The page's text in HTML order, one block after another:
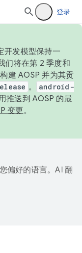
登录
开发模型保持一
们将在第 2 季度和
建 AOSP 并为其贡
。
android-
推送到 AOSP 的最
变更。
偏好的语言。AI 翻